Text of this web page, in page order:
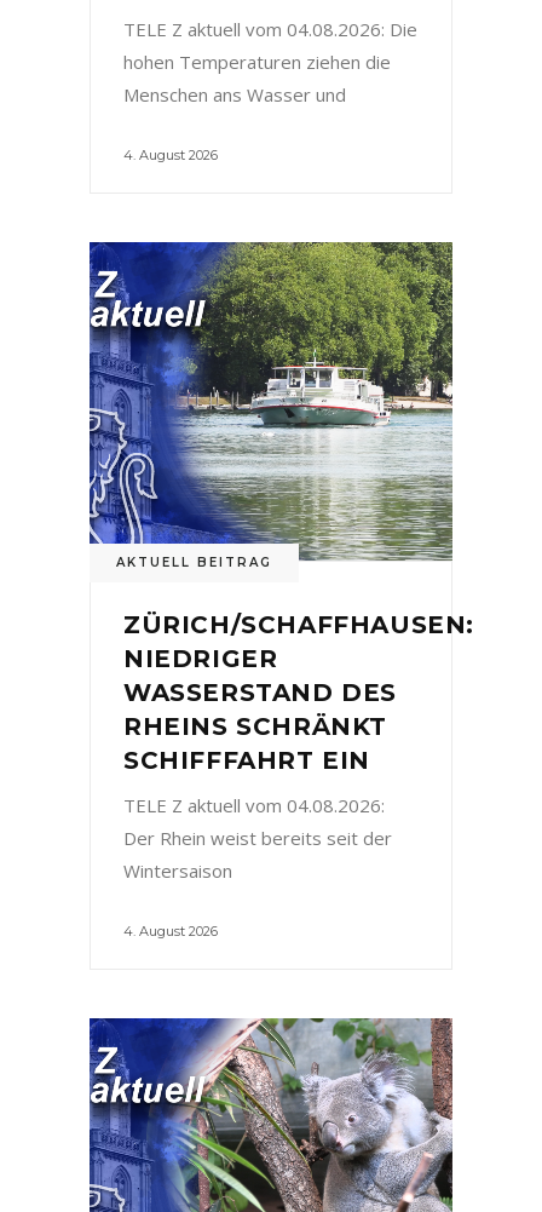
TELE Z aktuell vom 04.08.2026: Die
hohen Temperaturen ziehen die
Menschen ans Wasser und
4. August 2026
AKTUELL BEITRAG
ZÜRICH/SCHAFFHAUSEN:
NIEDRIGER
WASSERSTAND DES
RHEINS SCHRÄNKT
SCHIFFFAHRT EIN
TELE Z aktuell vom 04.08.2026:
Der Rhein weist bereits seit der
Wintersaison
4. August 2026